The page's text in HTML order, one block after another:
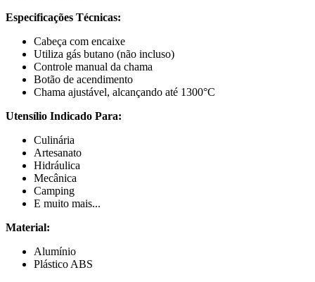
Especificações Técnicas:
Cabeça com encaixe
Utiliza gás butano (não incluso)
Controle manual da chama
Botão de acendimento
Chama ajustável, alcançando até 1300°C
Utensílio Indicado Para:
Culinária
Artesanato
Hidráulica
Mecânica
Camping
E muito mais...
Material:
Alumínio
Plástico ABS